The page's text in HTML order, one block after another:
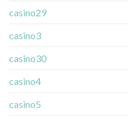
casino29
casino3
casino30
casino4
casino5